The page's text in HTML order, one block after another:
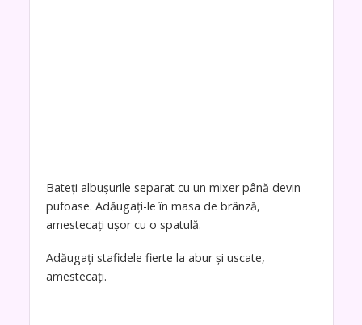
Bateți albușurile separat cu un mixer până devin
pufoase. Adăugați-le în masa de brânză,
amestecați ușor cu o spatulă.
Adăugați stafidele fierte la abur și uscate,
amestecați.